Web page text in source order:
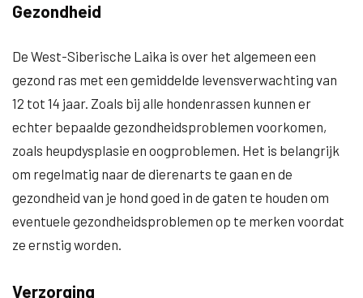
Gezondheid
De West-Siberische Laika is over het algemeen een
gezond ras met een gemiddelde levensverwachting van
12 tot 14 jaar. Zoals bij alle hondenrassen kunnen er
echter bepaalde gezondheidsproblemen voorkomen,
zoals heupdysplasie en oogproblemen. Het is belangrijk
om regelmatig naar de dierenarts te gaan en de
gezondheid van je hond goed in de gaten te houden om
eventuele gezondheidsproblemen op te merken voordat
ze ernstig worden.
Verzorging